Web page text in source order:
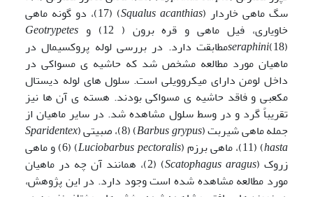
سگ ماهی خاردار (Squalus acanthias
) (17)، دو گونه ماهی
خاویاری، فیل ماهی و قره برون ( 12) و
Geotrypetes
seraphini(18)مطابقت دارد. در بررسی لوله پروکسیمال در
ماهیان مورد مطالعه مشخص شد که حاشیه ی مسواکی در
داخل لومن دارای میکروویلی است. سلول های لوله دیستال
مکعبی و فاقد حاشیه ی مسواکی بودند. هسته ی آن ها نیز
تقریباً گرد و در وسط سلول مشاهده شد. در سایر ماهیان از
جمله ماهی شیربت (Barbus grypus) (8)، صبیتی (
Sparidentex
hasta) (11)، ماهی برزم ( Luciobarbus pectoralis
) (6) و ماهی
زروک (Scatophagus aragus
) (2)، همانند آن چه در ماهیان
مورد مطالعه مشاهده شده است وجود دارد. در این پژوهش،